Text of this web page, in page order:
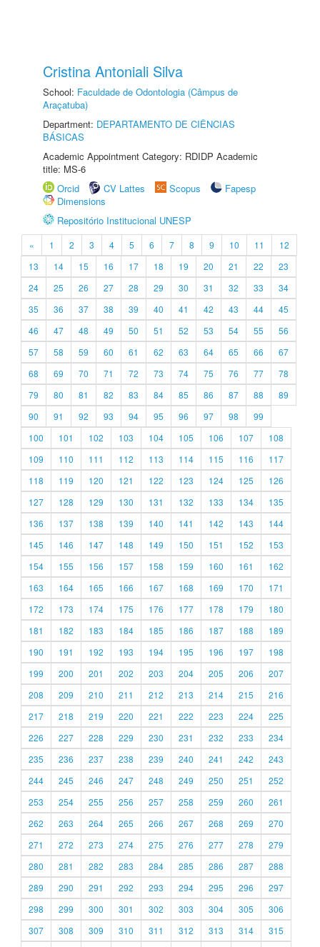
Cristina Antoniali Silva
School: Faculdade de Odontologia (Câmpus de
Araçatuba)
Department: DEPARTAMENTO DE CIÊNCIAS
BÁSICAS
Academic Appointment Category: RDIDP Academic
title: MS-6
Orcid
CV Lattes Scopus
Fapesp
Dimensions
Repositório Institucional UNESP
« 1 2 3 4 5 6 7 8 9 10 11
12
13
14 15 16 17 18 19 20 21 22
23
24
25 26 27 28 29 30 31 32 33
34
35
36 37 38 39 40 41 42 43 44
45
46
47 48 49 50 51 52 53 54 55
56
57
58 59 60 61 62 63 64 65 66
67
68
69 70 71 72 73 74 75 76 77
78
79
80 81 82 83 84 85 86 87 88
89
90
91 92 93 94 95 96 97 98
99
100
101 102 103 104 105 106 107
108
109
110 111 112 113 114 115 116
117
118
119 120 121 122 123 124 125
126
127
128 129 130 131 132 133 134
135
136
137 138 139 140 141 142 143
144
145
146 147 148 149 150 151 152
153
154
155 156 157 158 159 160 161
162
163
164 165 166 167 168 169 170
171
172
173 174 175 176 177 178 179
180
181
182 183 184 185 186 187 188
189
190
191 192 193 194 195 196 197
198
199
200 201 202 203 204 205 206
207
208
209 210 211 212 213 214 215
216
217
218 219 220 221 222 223 224
225
226
227 228 229 230 231 232 233
234
235
236 237 238 239 240 241 242
243
244
245 246 247 248 249 250 251
252
253
254 255 256 257 258 259 260
261
262
263 264 265 266 267 268 269
270
271
272 273 274 275 276 277 278
279
280
281 282 283 284 285 286 287
288
289
290 291 292 293 294 295 296
297
298
299 300 301 302 303 304 305
306
307
308 309 310 311 312 313 314
315